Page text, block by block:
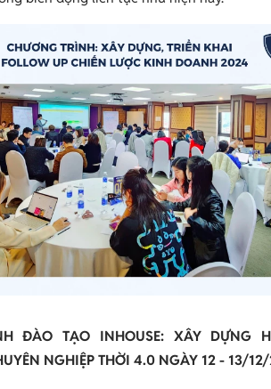
ĐÀO TẠO INHOUSE: XÂY DỰNG
NGHIỆP THỜI 4.0 NGÀY 12 - 13/